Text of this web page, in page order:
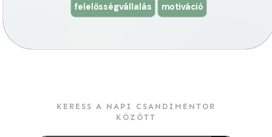
felelősségvállalás motiváció
KERESS A NAPI CSANDIMENTOR
KÖZÖTT